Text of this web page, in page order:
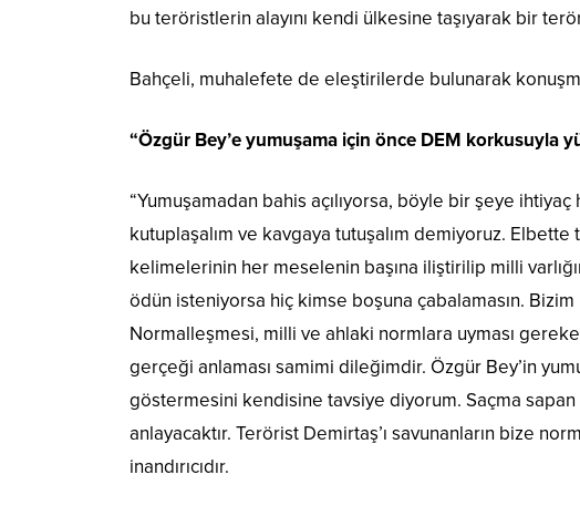
bu teröristlerin alayını kendi ülkesine taşıyarak bir
Bahçeli, muhalefete de eleştirilerde bulunarak
“Özgür Bey’e yumuşama için önce DEM korkusuyla
“Yumuşamadan bahis açılıyorsa, böyle bir şeye
kutuplaşalım ve kavgaya tutuşalım demiyoruz.
kelimelerinin her meselenin başına iliştirilip milli
ödün isteniyorsa hiç kimse boşuna çabalamasın.
Normalleşmesi, milli ve ahlaki normlara uyması
gerçeği anlaması samimi dileğimdir. Özgür Bey’in
göstermesini kendisine tavsiye diyorum. Saçma sapan
anlayacaktır. Terörist Demirtaş’ı savunanların bize
inandırıcıdır.